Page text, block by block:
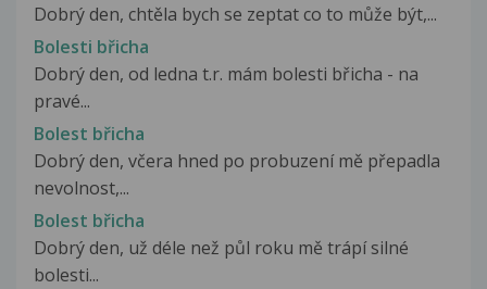
Dobrý den, chtěla bych se zeptat co to může být,...
Bolesti břicha
Dobrý den, od ledna t.r. mám bolesti břicha - na
pravé...
Bolest břicha
Dobrý den, včera hned po probuzení mě přepadla
nevolnost,...
Bolest břicha
Dobrý den, už déle než půl roku mě trápí silné
bolesti...